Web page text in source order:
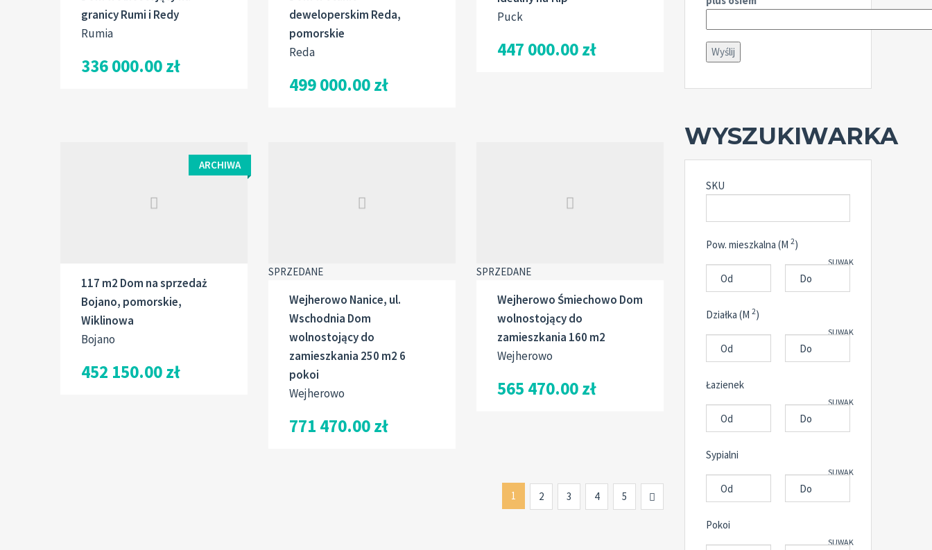
granicy Rumi i Redy
Rumia
336 000.00 zł
deweloperskim Reda,
pomorskie
Reda
499 000.00 zł
Puck
447 000.00 zł
ARCHIWA
117 m2 Dom na sprzedaż
Bojano, pomorskie,
Wiklinowa
Bojano
452 150.00 zł
SPRZEDANE
Wejherowo Nanice, ul.
Wschodnia Dom
wolnostojący do
zamieszkania 250 m2 6
pokoi
Wejherowo
771 470.00 zł
SPRZEDANE
Wejherowo Śmiechowo Dom
wolnostojący do
zamieszkania 160 m2
Wejherowo
565 470.00 zł
1 2 3 4 5
WYSZUKIWARKA
SKU
Pow. mieszkalna (M 2)
SUWAK
Działka (M 2)
SUWAK
Łazienek
SUWAK
Sypialni
SUWAK
Pokoi
SUWAK